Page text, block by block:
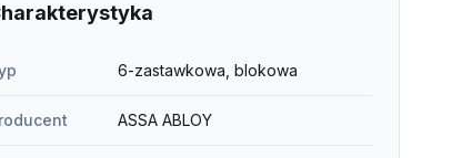
6-zastawkowa, blokowa
ASSA ABLOY